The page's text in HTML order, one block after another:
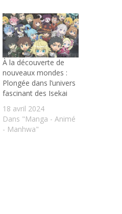
À la découverte de
nouveaux mondes :
Plongée dans l’univers
fascinant des Isekai
18 avril 2024
Dans "Manga - Animé
- Manhwa"